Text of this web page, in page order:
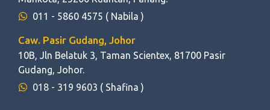
011 - 5860 4575 ( Nabila )
Caw. Pasir Gudang, Johor
10B, Jln Belatuk 3, Taman Scientex, 81700 Pasir
Gudang, Johor.
018 - 319 9603 ( Shafina )